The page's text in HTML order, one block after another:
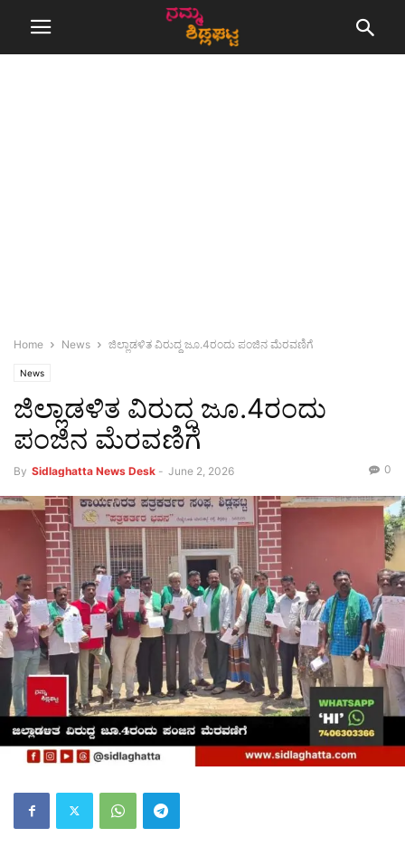
Home News ಜಿಲ್ಲಾಡಳಿತ ವಿರುದ್ದ ಜೂ.4ರಂದು ಪಂಜಿನ ಮೆರವಣಿಗೆ
News
ಜಿಲ್ಲಾಡಳಿತ ವಿರುದ್ದ ಜೂ.4ರಂದು
ಪಂಜಿನ ಮೆರವಣಿಗೆ
By Sidlaghatta News Desk - June 2, 2026 0